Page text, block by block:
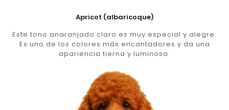
Apricot (albaricoque)
Este tono anaranjado claro es muy especial y alegre.
Es uno de los colores más encantadores y da una
apariencia tierna y luminosa.